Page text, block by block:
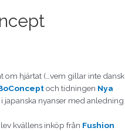
om hjärtat (…vem gillar inte dansk
och tidningen Nya
japanska nyanser med anledning
kvällens inköp från Fushion